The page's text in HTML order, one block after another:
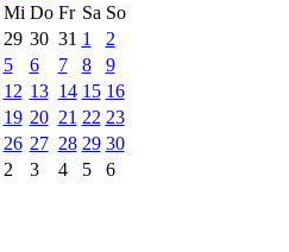
Mi Do Fr Sa So
29 30 31 1
2
5 6 7 8
9
12 13 14 15 16
19 20 21 22 23
26 27 28 29 30
2 3 4 5 6